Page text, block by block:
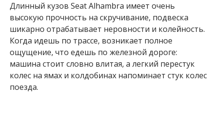
Длинный кузов Seat Alhambra имеет очень
высокую прочность на скручивание, подвеска
шикарно отрабатывает неровности и колейность.
Когда идешь по трассе, возникает полное
ощущение, что едешь по железной дороге:
машина стоит словно влитая, а легкий перестук
колес на ямах и колдобинах напоминает стук колес
поезда.